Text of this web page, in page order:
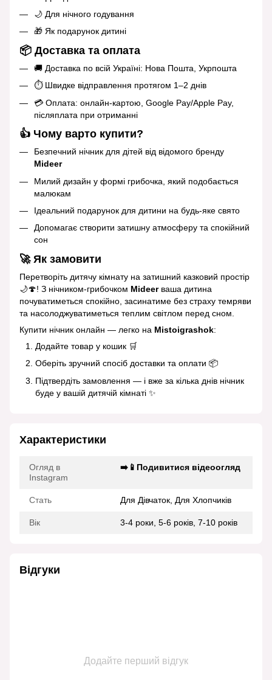
🌙 Для нічного годування
🎁 Як подарунок дитині
📦 Доставка та оплата
🚚 Доставка по всій Україні: Нова Пошта, Укрпошта
⏱️ Швидке відправлення протягом 1–2 днів
💳 Оплата: онлайн‑картою, Google Pay/Apple Pay,
післяплата при отриманні
👍 Чому варто купити?
Безпечний нічник для дітей від відомого бренду
Mideer
Милий дизайн у формі грибочка, який подобається
малюкам
Ідеальний подарунок для дитини на будь‑яке свято
Допомагає створити затишну атмосферу та спокійний
сон
🚀 Як замовити
Перетворіть дитячу кімнату на затишний казковий простір
🌙🍄! З нічником‑грибочком Mideerваша дитина
почуватиметься спокійно, засинатиме без страху темряви
та насолоджуватиметься теплим світлом перед сном.
Купити нічник онлайн — легко на Mistoigrashok:
Додайте товар у кошик 🛒
Оберіть зручний спосіб доставки та оплати 📦
Підтвердіть замовлення — і вже за кілька днів нічник
буде у вашій дитячій кімнаті ✨
Характеристики
Огляд в
Instagram
➡️📱Подивитися відеоогляд
Стать Для Дівчаток, Для Хлопчиків
Вік 3-4 роки, 5-6 років, 7-10 років
Відгуки
Додайте перший відгук